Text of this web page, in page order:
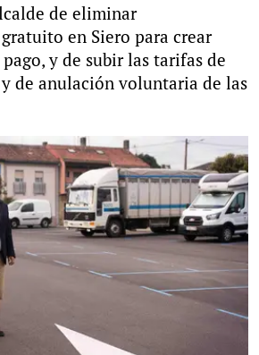
de eliminar
en Siero para crear
y de subir las tarifas de
de anulación voluntaria de las